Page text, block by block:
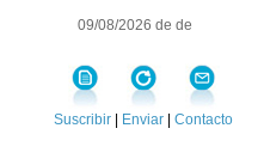
09/08/2026 de de
Suscribir Enviar Contacto